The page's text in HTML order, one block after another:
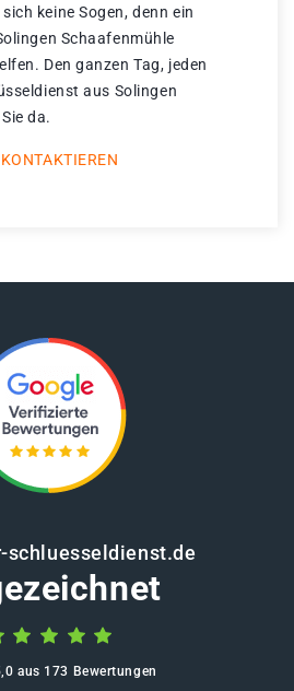
keine Sogen, denn ein
Schaafenmühle
Den ganzen Tag, jeden
aus Solingen
da.
schluesseldienst.de
aus 173 Bewertungen